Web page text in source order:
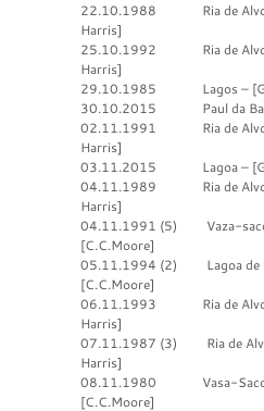
22.10.1988 Ria de Alvor,
Harris]
25.10.1992 Ria de Alvor,
Harris]
29.10.1985 Lagos – [G.
30.10.2015 Paul da
02.11.1991 Ria de Alvor,
Harris]
03.11.2015 Lagoa – [G.
04.11.1989 Ria de Alvor,
Harris]
04.11.1991 (5) Vaza-
[C.C.Moore]
05.11.1994 (2) Lagoa de
[C.C.Moore]
06.11.1993 Ria de Alvor,
Harris]
07.11.1987 (3) Ria de
Harris]
08.11.1980 Vasa-Sacos,
[C.C.Moore]